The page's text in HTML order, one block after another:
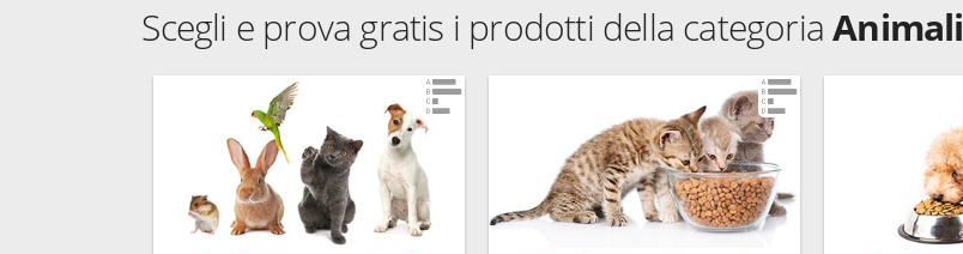
Scegli e prova gratis i prodotti della categoriaAnimali